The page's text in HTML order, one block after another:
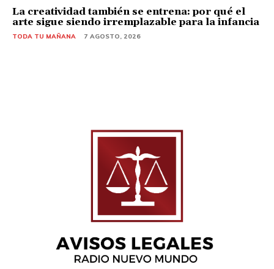
La creatividad también se entrena: por qué el
arte sigue siendo irremplazable para la infancia
TODA TU MAÑANA 7 AGOSTO, 2026